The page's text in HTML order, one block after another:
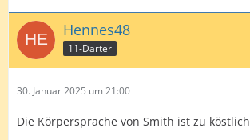
Hennes48
11-Darter
30. Januar 2025 um 21:00
Die Körpersprache von Smith ist zu köstlich